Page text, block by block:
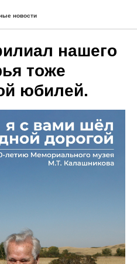
новости
нашего
тоже
юбилей.